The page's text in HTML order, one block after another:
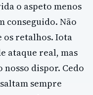
o aspeto menos
conseguido. Não
os retalhos. Iota
ataque real, mas
dispor. Cedo
sempre